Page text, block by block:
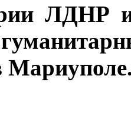
ЛДНР и